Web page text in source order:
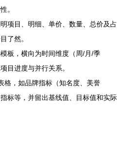
。
项目、明细、单价、数量、总价及占
了然。
板，横向为时间维度（周/月/季
目进度与并行关系。
格，如品牌指标（知名度、美誉
标等，并留出基线值、目标值和实际